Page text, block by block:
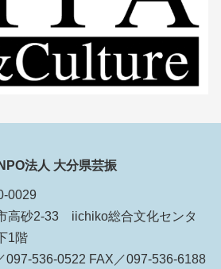
NPO法人 大分県芸振
0029
高砂2-33 iichiko総合文化センタ
1階
097-536-0522 FAX／097-536-6188